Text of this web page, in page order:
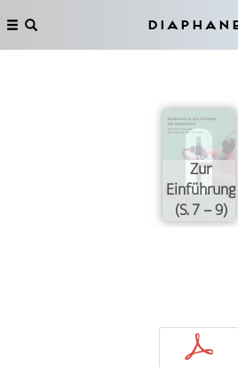
Zur
Einführung
(S. 7 – 9)
p